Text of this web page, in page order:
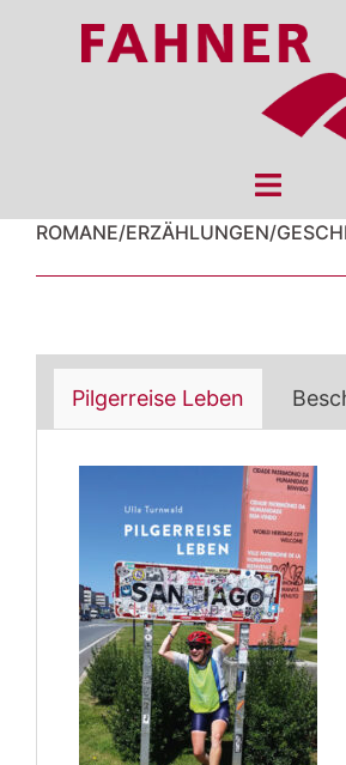
Toggle
ROMANE/ERZÄHLUNGEN/
Pilgerreise Leben